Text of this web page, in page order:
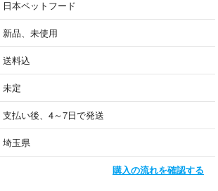
日本ペットフード
新品、未使用
送料込
未定
支払い後、4～7日で発送
埼玉県
購入の流れを確認する